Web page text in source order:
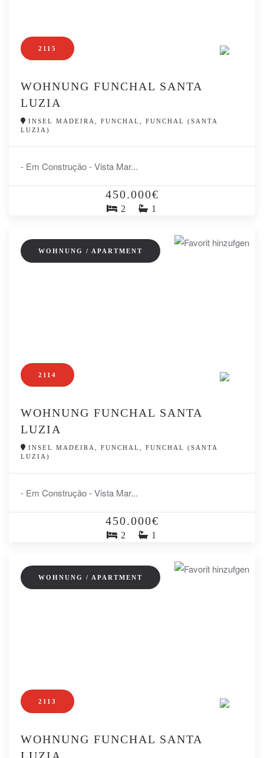
2115
WOHNUNG FUNCHAL SANTA
LUZIA
INSEL MADEIRA, FUNCHAL, FUNCHAL (SANTA
LUZIA)
- Em Construção - Vista Mar...
450.000€
2 1
2114
WOHNUNG / APARTMENT
WOHNUNG FUNCHAL SANTA
LUZIA
INSEL MADEIRA, FUNCHAL, FUNCHAL (SANTA
LUZIA)
- Em Construção - Vista Mar...
450.000€
2 1
2113
WOHNUNG / APARTMENT
WOHNUNG FUNCHAL SANTA